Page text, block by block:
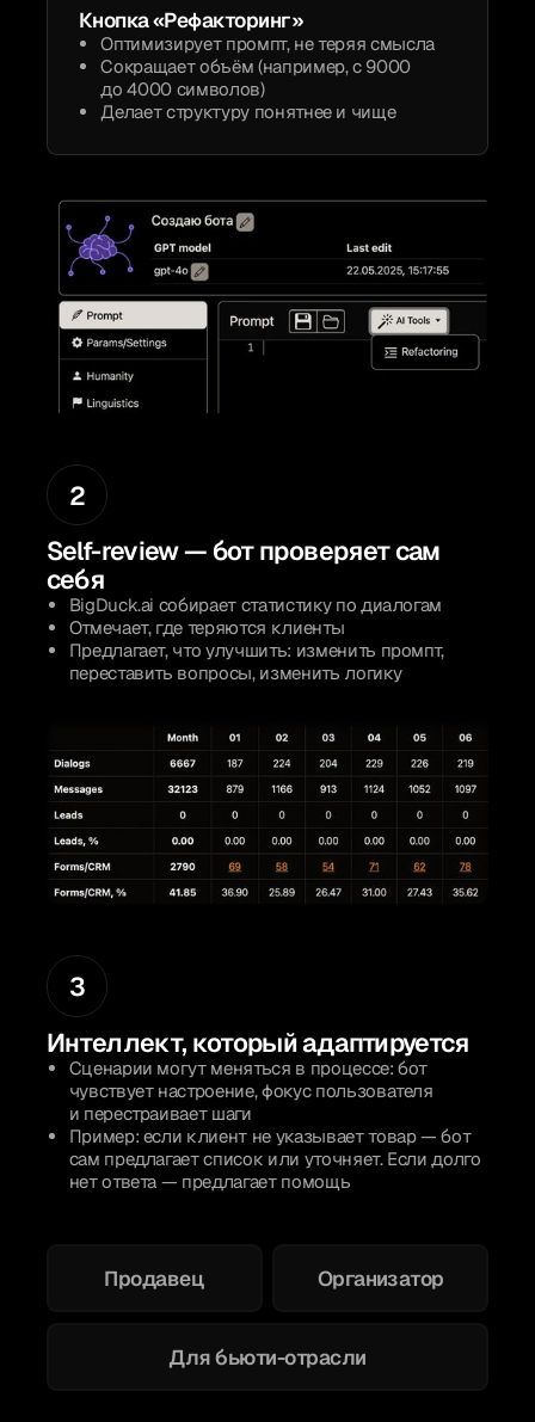
Кнопка «Рефакторинг»
Оптимизирует промпт, не теряя смысла
Сокращает объём (например, с 9000
до 4000 символов)
Делает структуру понятнее и чище
2
Self-review — бот проверяет сам
себя
BigDuck.ai собирает статистику по диалогам
Отмечает, где теряются клиенты
Предлагает, что улучшить: изменить промпт,
переставить вопросы, изменить логику
3
Интеллект, который адаптируется
Сценарии могут меняться в процессе: бот
чувствует настроение, фокус пользователя
и перестраивает шаги
Пример: если клиент не указывает товар — бот
сам предлагает список или уточняет. Если долго
нет ответа — предлагает помощь
Продавец Организатор
Для бьюти-отрасли